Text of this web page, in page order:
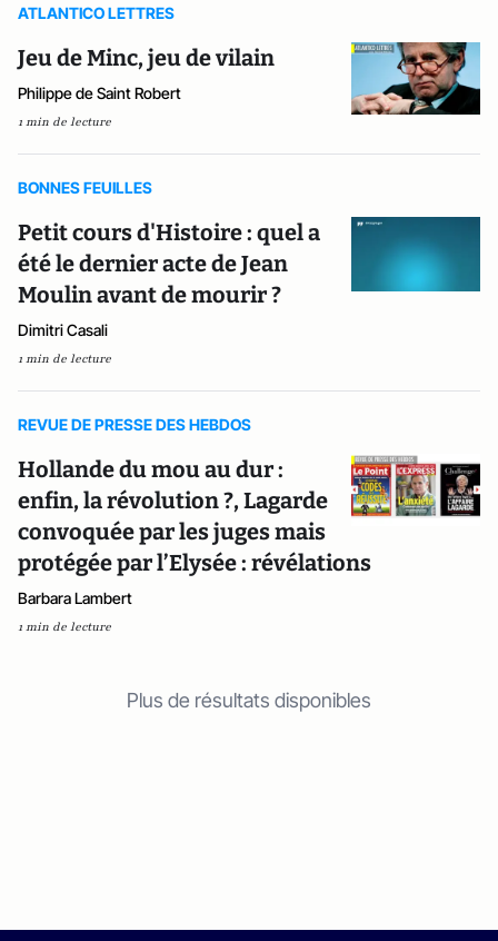
ATLANTICO LETTRES
Jeu de Minc, jeu de vilain
Philippe de Saint Robert
1 min de lecture
BONNES FEUILLES
Petit cours d'Histoire : quel a
été le dernier acte de Jean
Moulin avant de mourir ?
Dimitri Casali
1 min de lecture
REVUE DE PRESSE DES HEBDOS
Hollande du mou au dur :
enfin, la révolution ?, Lagarde
convoquée par les juges mais
protégée par l’Elysée : révélations
Barbara Lambert
1 min de lecture
Plus de résultats disponibles